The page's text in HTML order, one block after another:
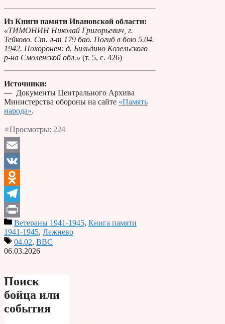
Из Книги памяти Ивановской области:
«ТИМОНИН Николай Григорьевич, г.
Тейково. Ст. л-т 179 бао. Погиб в бою 5.04.
1942. Похоронен: д. Бильдино Козельского
р-на Смоленской обл.» (т. 5, с. 426)
Источники:
— Документы Центрального Архива
Министерства обороны на сайте «Память
народа».
⭐Просмотры: 224
Email
VK
Odnoklassniki
Telegram
PrintВетераны 1941-1945, Книга памяти
1941-1945, Лежнево
04.02, ВВС
06.03.2026
Поиск
бойца или
события